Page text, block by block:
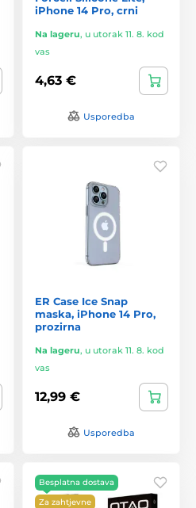
iPhone 14 Pro, crni
Na lageru, u utorak 11. 8. kod
vas
4,63 €
Usporedba
ER Case Ice Snap
maska, iPhone 14 Pro,
prozirna
Na lageru, u utorak 11. 8. kod
vas
12,99 €
Usporedba
Besplatna dostava
Za zahtjevne